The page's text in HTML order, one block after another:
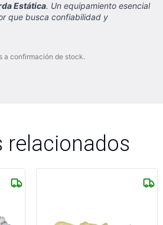
Estática. Un equipamiento esencial
que busca confiabilidad y
a confirmación de stock.
relacionados